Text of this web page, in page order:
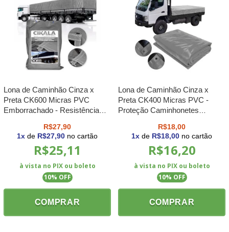
Lona de Caminhão Cinza x
Preta CK600 Micras PVC
Emborrachado - Resistência
R$27,90
1x de R$27,90 no cartão
R$25,11
à vista no PIX ou boleto
10% OFF
COMPRAR
Lona de Caminhão Cinza x
Preta CK400 Micras PVC -
Proteção Caminhonetes
R$18,00
1x de R$18,00 no cartão
R$16,20
à vista no PIX ou boleto
10% OFF
COMPRAR